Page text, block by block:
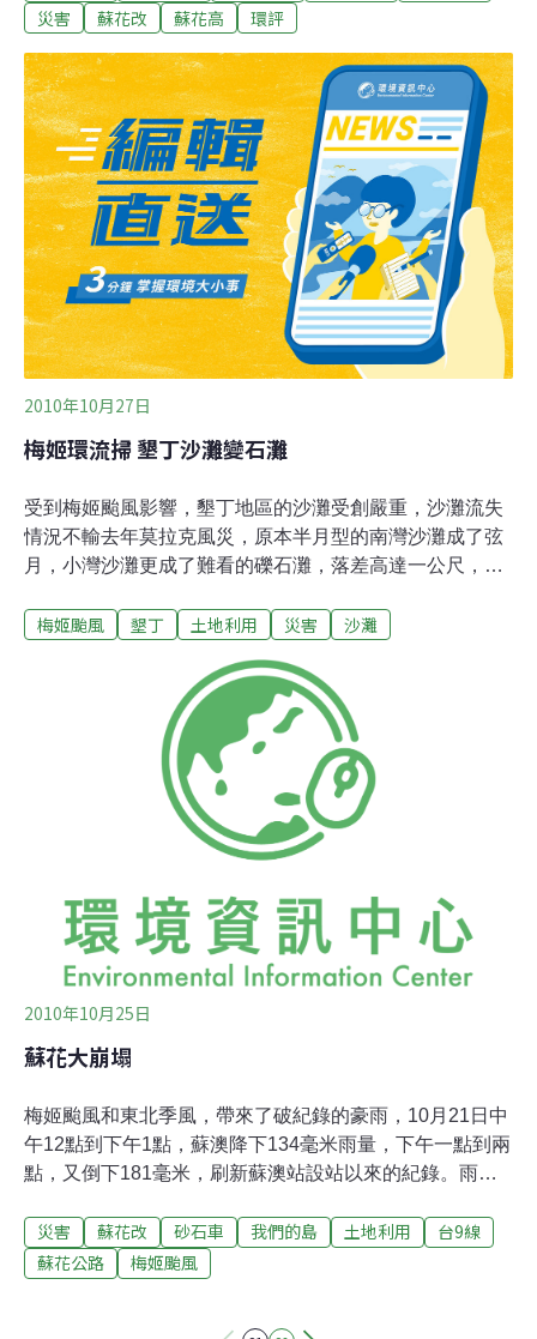
此，環團仍站出來質疑，安全回家的路只能有一條、一種
思維、一種方式嗎？26日環團召開記者會，一開始為此次
蘇花公路去世的民眾默哀，並沉痛指陳，基於安全考量反
對蘇花開發高速公路不是「殺人兇手」。花蓮縣議會不滿
蘇花改遲遲未動工，於25日開議時表決通過，將無限期休
會杯葛；吳揆保證年底前動工，環保署長沈世宏表示環評
加速審查，環評大會可望提前進行。交通部則表示，蘇花
改環評最快11月初過關，預計趕在年底動工，將提早到
2016年通車。蘇花改剛於10月18日進行第一次環評，需補
件再審，梅姬一來，環保署立刻馬上於11月
災害
蘇花改 蘇花高 環評
2010年10月27日
梅姬環流掃 墾丁沙灘變石灘
受到梅姬颱風影響，墾丁地區的沙灘受創嚴重，沙灘流失
情況不輸去年莫拉克風災，原本半月型的南灣沙灘成了弦
月，小灣沙灘更成了難看的礫石灘，落差高達一公尺，恐
擊下，今年沙灘流失情況的確嚴重，面積廣大的南灣沙
的清理，仍未完全恢復，面積較小的小灣沙灘，在認養的
凱撒飯店整理後，雖恢復清潔，但遍佈的礫石，僅能等待
時間恢復。墾管處強調，今年颱風過境後就面臨東北季風
季節，造成沙灘恢復緩慢，待明年南風吹拂，積砂速度就
會增快，明年夏天來臨前，應該就能恢復原本細白的沙灘
梅姬颱風 墾丁 土地利用 災害 沙灘
2010年10月25日
蘇花大崩塌
梅姬颱風和東北季風，帶來了破紀錄的豪雨，10月21日中
午12點到下午1點，蘇澳降下134毫米雨量，下午一點到兩
點，又倒下181毫米，刷新蘇澳站設站以來的紀錄。雨量
受困蘇花的關鍵時刻。遊客經歷土石掩埋、車輛摔落山
谷，在落石和暴雨中求生的恐怖過程。公路局在21日下午
災害 蘇花改 砂石車 我們的島 土地利用
台9線
蘇花公路
梅姬颱風